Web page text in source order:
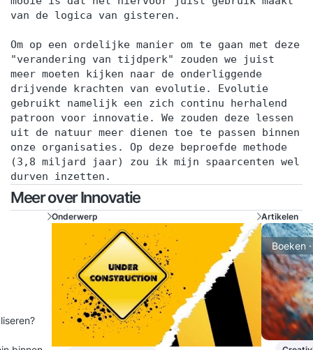
van de logica van gisteren.
Om op een ordelijke manier om te gaan met deze
"verandering van tijdperk" zouden we juist
meer moeten kijken naar de onderliggende
drijvende krachten van evolutie. Evolutie
gebruikt namelijk een zich continu herhalend
patroon voor innovatie. We zouden deze lessen
uit de natuur meer dienen toe te passen binnen
onze organisaties. Op deze beproefde methode
(3,8 miljard jaar) zou ik mijn spaarcenten wel
durven inzetten.
Meer over Innovatie
Onderwerp Artikelen
Boeken